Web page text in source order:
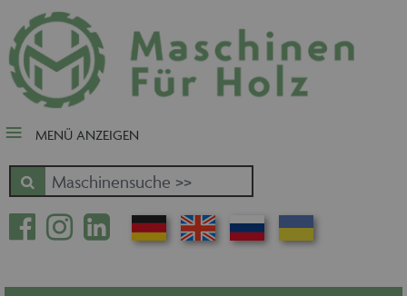
close Submenü
Nach Fertigungsschwerpunkt
Schnäppchen
Zuschnitt - Sägen
Kantenbearbeitung
Fräsen - Bohren - Hobeln - CNC
Oberfläche
Massivholz
MENÜ ANZEIGEN